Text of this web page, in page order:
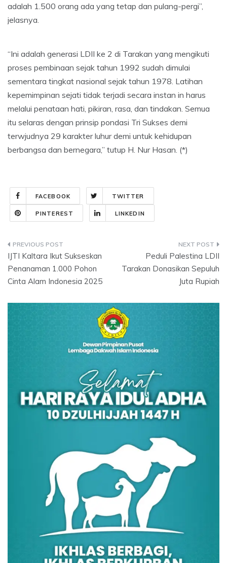
adalah 1.500 orang ada yang tetap dan pulang-pergi”,
jelasnya.
“Ini adalah generasi LDII ke 2 di Tarakan yang mengikuti
proses pembinaan sejak tahun 1992 sudah dimulai
sementara tingkat nasional sejak tahun 1978. Latihan
kepemimpinan sejati tidak terjadi secara instan in harus
melalui penataan hati, pikiran, rasa, dan tindakan. Semua
itu selaras dengan prinsip pondasi Tri Sukses demi
terwjudnya 29 karakter luhur demi untuk kehidupan
berbangsa dan bernegara,” tutup H. Nur Hasan. (*)
FACEBOOK TWITTER
PINTEREST LINKEDIN
Post
navigation
IJTI Kaltara Ikut Sukseskan
Penanaman 1.000 Pohon
Cinta Alam Indonesia 2025
Peduli Palestina LDII
Tarakan Donasikan Sepuluh
Juta Rupiah